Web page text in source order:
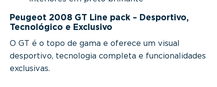
Peugeot 2008 GT Line pack – Desportivo,
Tecnológico e Exclusivo
O GT é o topo de gama e oferece um visual
desportivo, tecnologia completa e funcionalidades
exclusivas.